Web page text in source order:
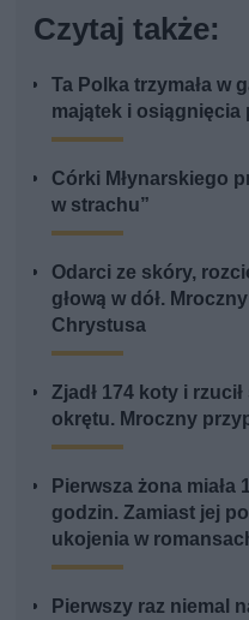
Czytaj także:
Ta Polka trzymała w
majątek i osiągnięcia
Córki Młynarskiego
w strachu”
Odarci ze skóry,
głową w dół.
Chrystusa
Zjadł 174 koty i
okrętu. Mroczny
Pierwsza żona miała
godzin. Zamiast jej
ukojenia w
Pierwszy raz niemal